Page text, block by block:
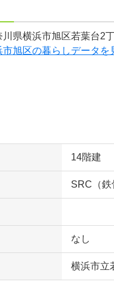
川県横浜市旭区若葉台2
市旭区の暮らしデータを
14階建
SRC（鉄
なし
横浜市立